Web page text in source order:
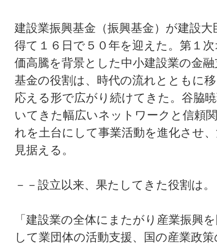
建設業振興基金（振興基金）が建設
得て１６日で５０年を迎えた。第１
価高騰を背景とした中小建設業の金
基金の役割は、時代の流れとともに
応える形で広がり続けてきた。谷脇
いてきた幅広いネットワークと信頼
れを土台にして事業活動を進化させ
見据える。
－－設立以来、果たしてきた役割は。
「建設業の全体にまたがり産業振興
して業団体の活動支援、国の産業政